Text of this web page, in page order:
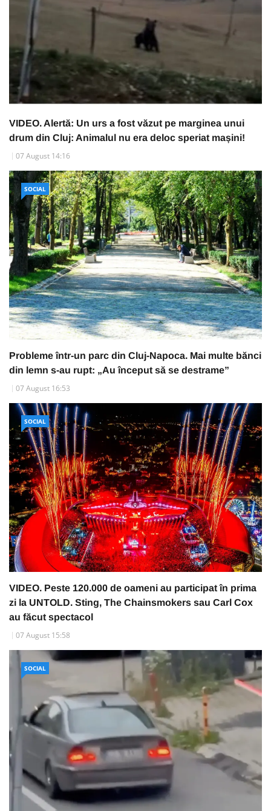
VIDEO. Alertă: Un urs a fost văzut pe marginea unui
drum din Cluj: Animalul nu era deloc speriat mașini!
07 August 14:16
SOCIAL
Probleme într-un parc din Cluj-Napoca. Mai multe bănci
din lemn s-au rupt: „Au început să se destrame”
07 August 16:53
SOCIAL
VIDEO. Peste 120.000 de oameni au participat în prima
zi la UNTOLD. Sting, The Chainsmokers sau Carl Cox
au făcut spectacol
07 August 15:58
SOCIAL